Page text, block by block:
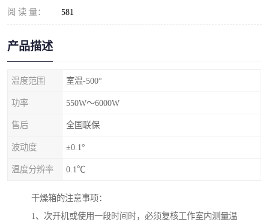
阅 读 量： 581
产品描述
温度范围 室温-500°
功率 550W～6000W
售后 全国联保
波动度 ±0.1°
温度分辨率 0.1℃
干燥箱的注意事项：
1、次开机或使用一段时间时，必须复核工作室内测量温